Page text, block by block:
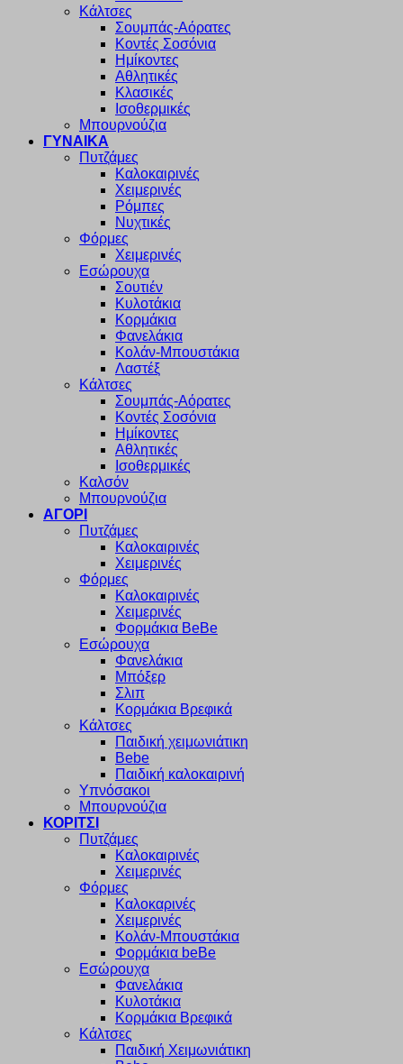
Κάλτσες
Σουμπάς-Αόρατες
Κοντές Σοσόνια
Ημίκοντες
Αθλητικές
Κλασικές
Ισοθερμικές
Μπουρνούζια
ΓΥΝΑΙΚΑ
Πυτζάμες
Καλοκαιρινές
Χειμερινές
Ρόμπες
Νυχτικές
Φόρμες
Χειμερινές
Εσώρουχα
Σουτιέν
Κυλοτάκια
Κορμάκια
Φανελάκια
Κολάν-Μπουστάκια
Λαστέξ
Κάλτσες
Σουμπάς-Αόρατες
Κοντές Σοσόνια
Ημίκοντες
Αθλητικές
Ισοθερμικές
Καλσόν
Μπουρνούζια
ΑΓΟΡΙ
Πυτζάμες
Καλοκαιρινές
Χειμερινές
Φόρμες
Καλοκαιρινές
Χειμερινές
Φορμάκια BeBe
Εσώρουχα
Φανελάκια
Μπόξερ
Σλιπ
Κορμάκια Βρεφικά
Κάλτσες
Παιδική χειμωνιάτικη
Bebe
Παιδική καλοκαιρινή
Υπνόσακοι
Μπουρνούζια
ΚΟΡΙΤΣΙ
Πυτζάμες
Καλοκαιρινές
Χειμερινές
Φόρμες
Καλοκαρινές
Χειμερινές
Κολάν-Μπουστάκια
Φορμάκια beBe
Εσώρουχα
Φανελάκια
Κυλοτάκια
Κορμάκια Βρεφικά
Κάλτσες
Παιδική Χειμωνιάτικη